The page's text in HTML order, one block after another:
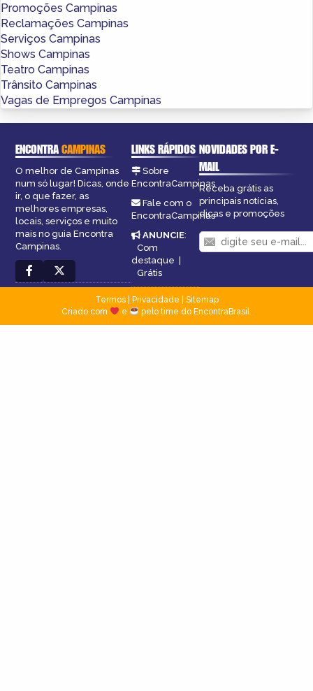
Promoções Campinas
Reclamações Campinas
Serviços Campinas
Shows Campinas
Teatro Campinas
Trânsito Campinas
Vagas de Empregos Campinas
ENCONTRACAMPINAS
O melhor de Campinas
num só lugar! Dicas, onde
ir, o que fazer, as
melhores empresas,
locais, serviços e muito
mais no guia Encontra
Campinas.
LINKS RÁPIDOS
Sobre
EncontraCampinas
Fale com o
EncontraCampinas
ANUNCIE:
Com
destaque
Grátis
NOVIDADES POR E-
MAIL
Receba grátis as
principais notícias,
dicas e promoções
Termos| Privacidade
Sitemap
Criado com
e pelo time do EncontraBrasil